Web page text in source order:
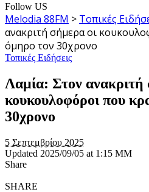
Follow US
Melodia 88FM > Τοπικές
ανακριτή σήμερα οι
όμηρο τον 30χρονο
Τοπικές Ειδήσεις
Λαμία: Στον ανακριτή
κουκουλοφόροι που
30χρονο
5 Σεπτεμβρίου 2025
Updated 2025/09/05 at 1:15 ΜΜ
Share
SHARE